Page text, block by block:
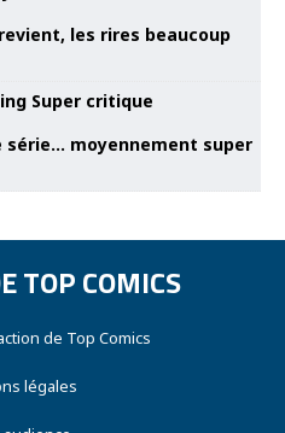
les rires beaucoup
série… moyennement super
TOP COMICS
de Top Comics
légales